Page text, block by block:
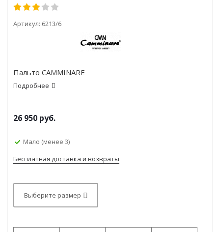
Артикул: 6213/6
Пальто CAMMINARE
Подробнее
26 950 руб.
Мало (менее 3)
Бесплатная доставка и возвраты
Выберите размер